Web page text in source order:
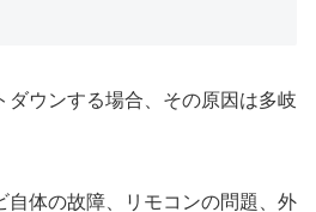
ダウンする場合、その原因は多岐
自体の故障、リモコンの問題、外